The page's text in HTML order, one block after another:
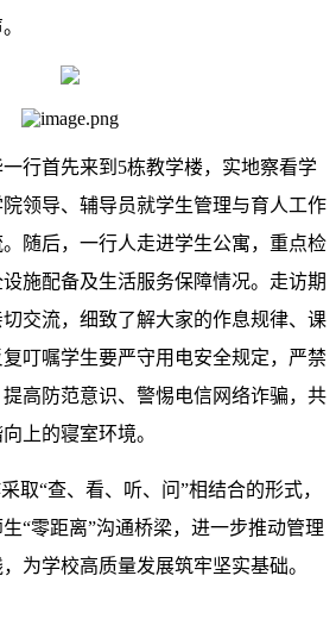
行首先来到 5栋教学楼，实地察看学
领导、辅导员就学生管理与育人工作
随后，一行人走进学生公寓，重点检
施配备及生活服务保障情况。走访期
交流，细致了解大家的作息规律、课
叮嘱学生要严守用电安全规定，严禁
高防范意识、警惕电信网络诈骗，共
上的寝室环境。
取“查、看、听、问”相结合的形式，
“零距离”沟通桥梁，进一步推动管理
为学校高质量发展筑牢坚实基础。